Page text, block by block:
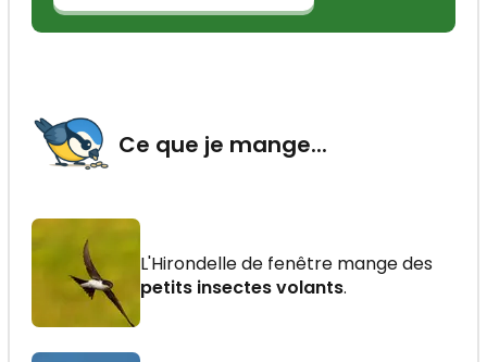
Ce que je mange...
L'Hirondelle de fenêtre mange des
petits insectes volants.